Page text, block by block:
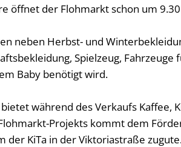
öffnet der Flohmarkt schon um
neben Herbst- und
Spielzeug,
Baby benötigt wird.
während des Verkaufs Kaffee,
Projekts kommt dem
der KiTa in der Viktoriastraße